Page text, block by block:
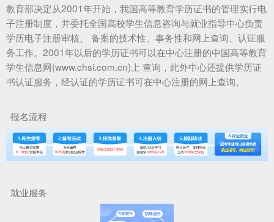
教育部决定从2001年开始，我国高等教育学历证书的管理实行电
子注册制度，并委托全国高校学生信息咨询与就业指导中心负责
学历电子注册审核、 备案的技术性、事务性和网上查询、认证服
务工作。2001年以后的学历证书可以在中心注册的中国高等教育
学生信息网(www.chsi.com.cn)上 查询，此外中心还提供学历证
书认证服务，经认证的学历证书可在中心注册的网上查询。
报名流程
就业服务